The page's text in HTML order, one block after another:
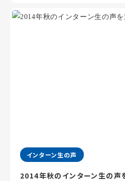
インターン生の声
2014年秋のインターン生の声